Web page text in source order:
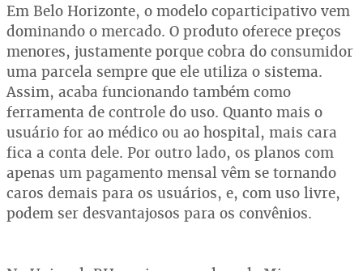
Em Belo Horizonte, o modelo coparticipativo vem
dominando o mercado. O produto oferece preços
menores, justamente porque cobra do consumidor
uma parcela sempre que ele utiliza o sistema.
Assim, acaba funcionando também como
ferramenta de controle do uso. Quanto mais o
usuário for ao médico ou ao hospital, mais cara
fica a conta dele. Por outro lado, os planos com
apenas um pagamento mensal vêm se tornando
caros demais para os usuários, e, com uso livre,
podem ser desvantajosos para os convênios.